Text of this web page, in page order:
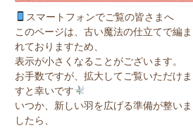
スマートフォンでご覧の皆さまへ
このページは、古い魔法の仕立てで編ま
れておりますため、
表示が小さくなることがございます。
お手数ですが、拡大してご覧いただけま
すと幸いです
いつか、新しい羽を広げる準備が整いま
したら、